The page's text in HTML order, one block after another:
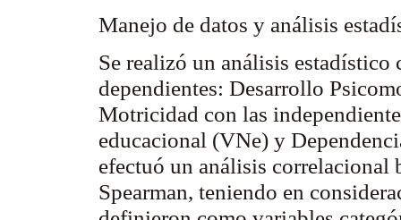
Manejo de datos y análisis
Se realizó un análisis estadístico
dependientes: Desarrollo
Motricidad con las
educacional (VNe) y
efectuó un análisis correlacional
Spearman, teniendo en